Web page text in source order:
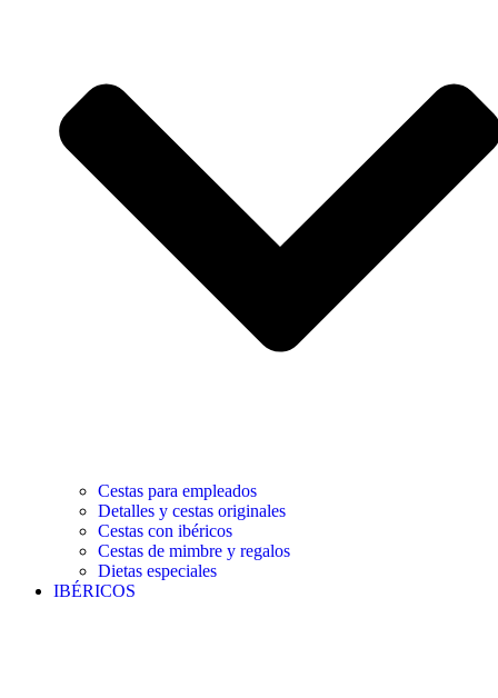
Cestas para empleados
Detalles y cestas originales
Cestas con ibéricos
Cestas de mimbre y regalos
Dietas especiales
IBÉRICOS